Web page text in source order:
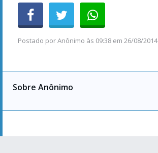
Postado porAnônimo às 09:38 em 26/08/2014
Sobre Anônimo